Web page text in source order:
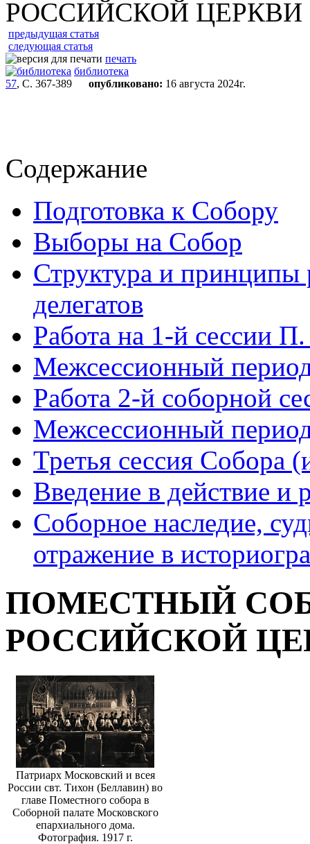
РОССИЙСКОЙ ЦЕРКВИ
предыдущая статья
следующая статья
печать
библиотека
57, С. 367-389 опубликовано: 16 августа 2024г.
Содержание
Подготовка к Собору
Выборы на Собор
Структура и принципы
делегатов
Работа на 1-й сессии
Межсессионный
Работа 2-й соборной
Межсессионный
Третья сессия Собора
Введение в действие
Соборное наследие,
отражение в
ПОМЕСТНЫЙ
РОССИЙСКОЙ
Патриарх Московский и всея
России свт. Тихон (Беллавин) во
главе Поместного собора в
Соборной палате Московского
епархиального дома.
Фотография. 1917 г.